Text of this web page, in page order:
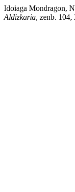
Idoiaga Mondragon,
Aldizkaria, zenb. 104,